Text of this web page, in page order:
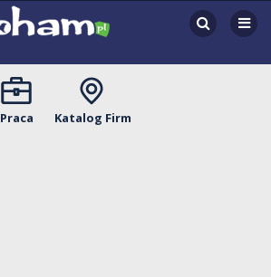
Praca Katalog Firm